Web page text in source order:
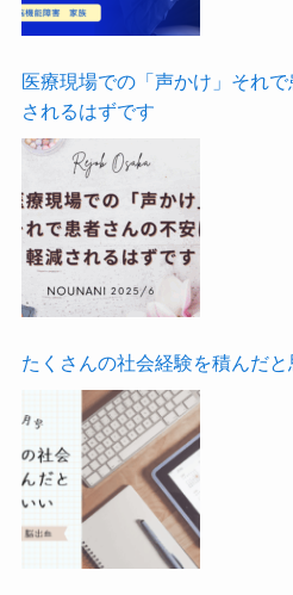
医療現場での「声かけ」それ
されるはずです
たくさんの社会経験を積んだ